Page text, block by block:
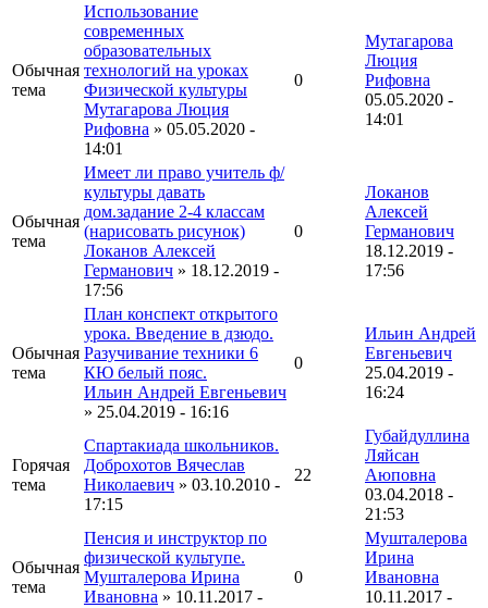
Обычная
тема
Использование
современных
образовательных
технологий на уроках
Физической культуры
Мутагарова Люция
Рифовна » 05.05.2020 -
14:01
0
Мутагарова
Люция
Рифовна
05.05.2020 -
14:01
Обычная
тема
Имеет ли право учитель ф/
культуры давать
дом.задание 2-4 классам
(нарисовать рисунок)
Локанов Алексей
Германович » 18.12.2019 -
17:56
0
Локанов
Алексей
Германович
18.12.2019 -
17:56
Обычная
тема
План конспект открытого
урока. Введение в дзюдо.
Разучивание техники 6
КЮ белый пояс.
Ильин Андрей Евгеньевич
» 25.04.2019 - 16:16
0
Ильин Андрей
Евгеньевич
25.04.2019 -
16:24
Горячая
тема
Спартакиада школьников.
Доброхотов Вячеслав
Николаевич » 03.10.2010 -
17:15
22
Губайдуллина
Ляйсан
Аюповна
03.04.2018 -
21:53
Обычная
тема
Пенсия и инструктор по
физической культупе.
Мушталерова Ирина
Ивановна » 10.11.2017 -
0
Мушталерова
Ирина
Ивановна
10.11.2017 -